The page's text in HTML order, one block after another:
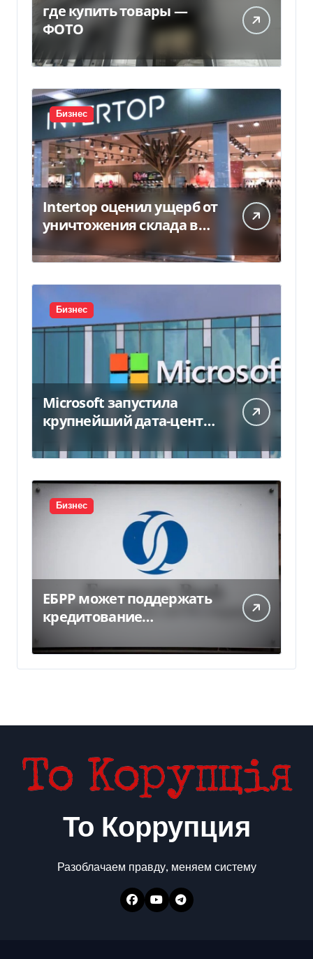
где купить товары —
ФОТО
Бизнес
Intertop оценил ущерб от
уничтожения склада в
450 млн грн
Бизнес
Microsoft запустила
крупнейший дата-центр
миллиарда
Бизнес
ЕБРР может поддержать
кредитование
300 млн евро — Delo.ua
То Коррупция
Разоблачаем правду, меняем систему